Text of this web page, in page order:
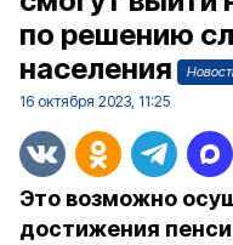
по решению
населения
16 октября 2023, 11:25
Это возможно
достижения